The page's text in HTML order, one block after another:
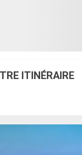
ITINÉRAIRE